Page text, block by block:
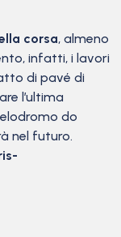
corsa, almeno
infatti, i lavori
di pavé di
l’ultima
do
nel futuro.